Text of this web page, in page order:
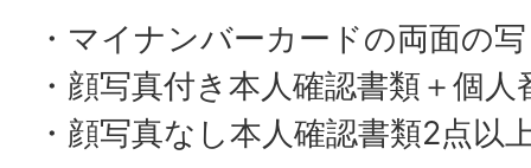
・マイナンバーカードの両面の
・顔写真付き本人確認書類＋個
・顔写真なし本人確認書類2点以